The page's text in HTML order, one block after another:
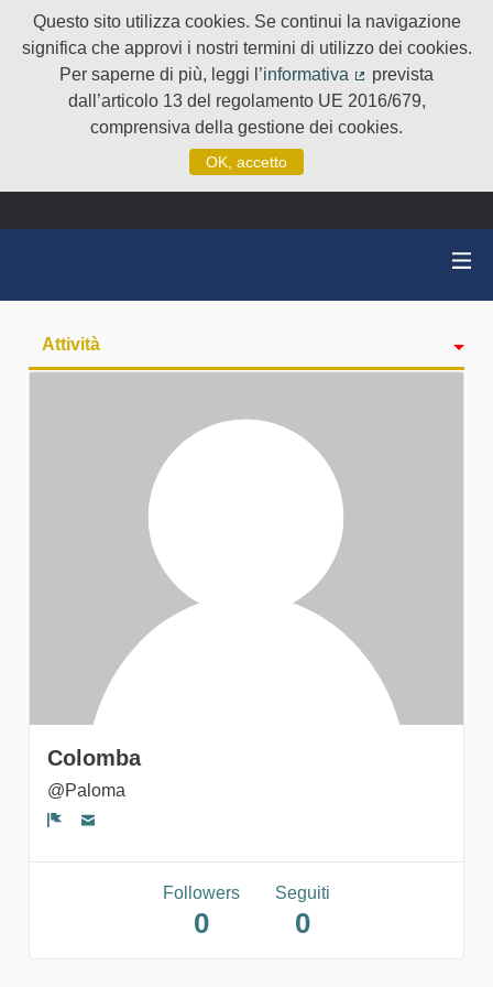
Questo sito utilizza cookies. Se continui la navigazione
significa che approvi i nostri termini di utilizzo dei cookies.
Per saperne di più, leggi l’informativa
(Collegamento
prevista
dall’articolo 13 del regolamento UE 2016/679,
comprensiva della gestione dei cookies.
OK, accetto
Attività
Colomba
@Paloma
Followers
0
Seguiti
0